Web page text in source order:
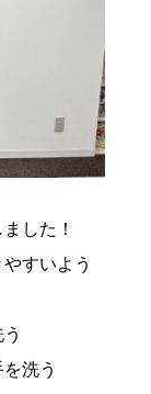
した！
すいよう
洗う